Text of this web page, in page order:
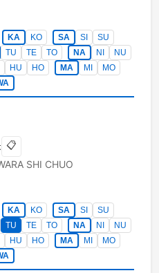
KA KO SA SI
SU
TU TE TO NA NI
NU
HU HO MA MI
MO
📋
SHI CHUO
KA KO SA SI
SU
TU TE TO NA NI
NU
HU HO MA MI
MO